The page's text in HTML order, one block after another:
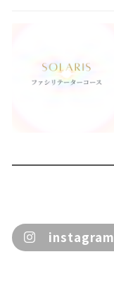
instagram